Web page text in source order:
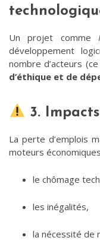
Un projet comme
développement
nombre d’acteurs
d’éthique et de
3.
La perte d’emplois
moteurs
le chômage
les inégalités,
la nécessité de